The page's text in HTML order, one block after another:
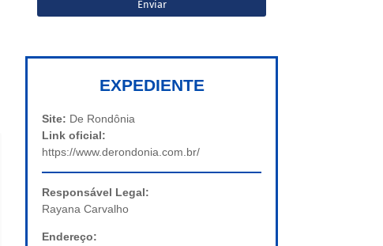
EXPEDIENTE
Site: De Rondônia
Link oficial:
https://www.derondonia.com.br/
Responsável Legal:
Rayana Carvalho
Endereço: